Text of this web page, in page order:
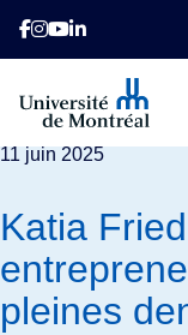
ACCUEIL
Portraits
11 juin 2025
Katia
pleines